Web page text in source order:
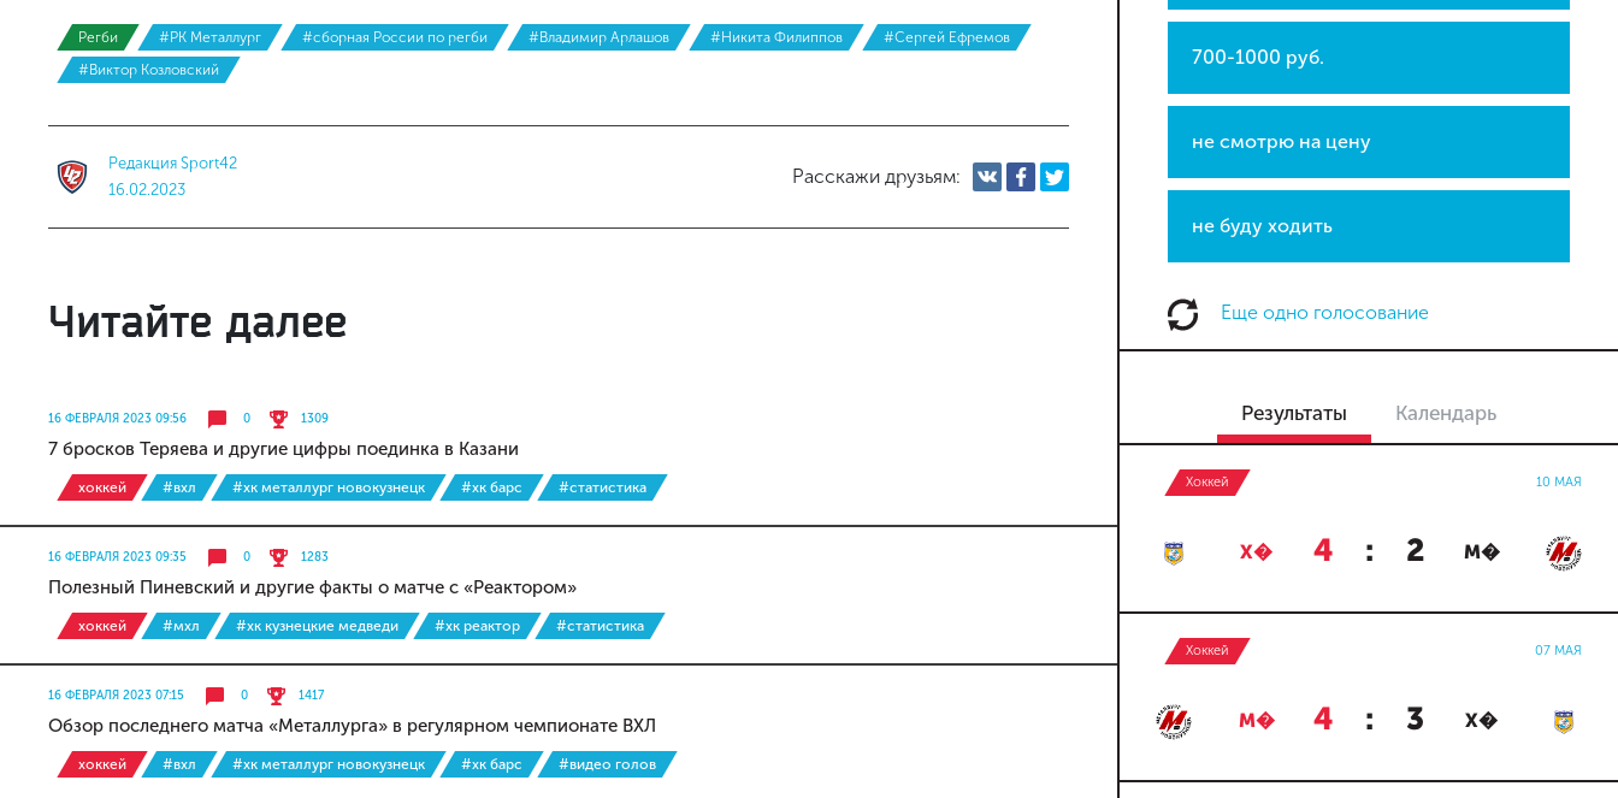
Регби #РК Металлург #сборная России по регби #Владимир Арлашов #Никита Филиппов
#Сергей Ефремов
#Виктор Козловский
Редакция Sport42
16.02.2023
Расскажи друзьям:
Читайте далее
16 ФЕВРАЛЯ 2023 09:56 0 1309
7 бросков Теряева и другие цифры поединка в Казани
хоккей #вхл #хк металлург новокузнецк #хк барс #статистика
16 ФЕВРАЛЯ 2023 09:35 0 1283
Полезный Пиневский и другие факты о матче с «Реактором»
хоккей #мхл #хк кузнецкие медведи #хк реактор #статистика
16 ФЕВРАЛЯ 2023 07:15 0 1417
Обзор последнего матча «Металлурга» в регулярном чемпионате ВХЛ
хоккей #вхл #хк металлург новокузнецк #хк барс #видео голов
700-1000 руб.
не смотрю на цену
не буду ходить
Еще одно голосование
Результаты Календарь
Хоккей 10 МАЯ
Х� 4 : 2 М�
Хоккей 07 МАЯ
М� 4 : 3 Х�